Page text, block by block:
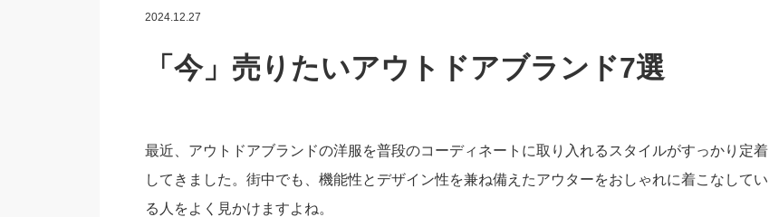
2024.12.27
「今」売りたいアウトドアブランド7選
最近、アウトドアブランドの洋服を普段のコーディネートに取り入れるスタイルがすっかり定着
してきました。街中でも、機能性とデザイン性を兼ね備えたアウターをおしゃれに着こなしてい
る人をよく見かけますよね。